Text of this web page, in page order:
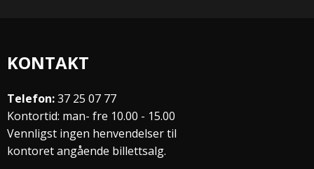
KONTAKT
Telefon:37 25 07 77
Kontortid: man- fre 10.00 - 15.00
Vennligst ingen henvendelser til
kontoret angående billettsalg.